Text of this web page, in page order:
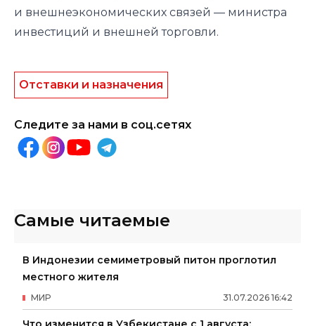
и внешнеэкономических связей — министра
инвестиций и внешней торговли.
Отставки и назначения
Следите за нами в соц.сетях
Самые читаемые
В Индонезии семиметровый питон проглотил
местного жителя
31.07.2026 16:42
МИР